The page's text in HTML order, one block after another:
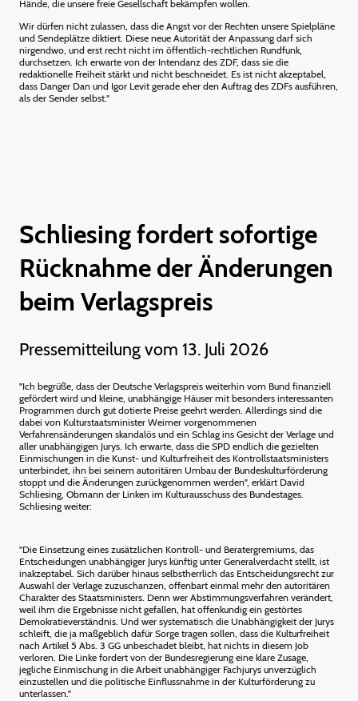
Hände, die unsere freie Gesellschaft bekämpfen wollen.
Wir dürfen nicht zulassen, dass die Angst vor der Rechten unsere Spielpläne
und Sendeplätze diktiert. Diese neue Autorität der Anpassung darf sich
nirgendwo, und erst recht nicht im öffentlich-rechtlichen Rundfunk,
durchsetzen. Ich erwarte von der Intendanz des ZDF, dass sie die
redaktionelle Freiheit stärkt und nicht beschneidet. Es ist nicht akzeptabel,
dass Danger Dan und Igor Levit gerade eher den Auftrag des ZDFs ausführen,
als der Sender selbst."
Schliesing fordert sofortige
Rücknahme der Änderungen
beim Verlagspreis
Pressemitteilung vom 13. Juli 2026
"Ich begrüße, dass der Deutsche Verlagspreis weiterhin vom Bund finanziell
gefördert wird und kleine, unabhängige Häuser mit besonders interessanten
Programmen durch gut dotierte Preise geehrt werden. Allerdings sind die
dabei von Kulturstaatsminister Weimer vorgenommenen
Verfahrensänderungen skandalös und ein Schlag ins Gesicht der Verlage und
aller unabhängigen Jurys. Ich erwarte, dass die SPD endlich die gezielten
Einmischungen in die Kunst- und Kulturfreiheit des Kontrollstaatsministers
unterbindet, ihn bei seinem autoritären Umbau der Bundeskulturförderung
stoppt und die Änderungen zurückgenommen werden", erklärt David
Schliesing, Obmann der Linken im Kulturausschuss des Bundestages.
Schliesing weiter:
"Die Einsetzung eines zusätzlichen Kontroll- und Beratergremiums, das
Entscheidungen unabhängiger Jurys künftig unter Generalverdacht stellt, ist
inakzeptabel. Sich darüber hinaus selbstherrlich das Entscheidungsrecht zur
Auswahl der Verlage zuzuschanzen, offenbart einmal mehr den autoritären
Charakter des Staatsministers. Denn wer Abstimmungsverfahren verändert,
weil ihm die Ergebnisse nicht gefallen, hat offenkundig ein gestörtes
Demokratieverständnis. Und wer systematisch die Unabhängigkeit der Jurys
schleift, die ja maßgeblich dafür Sorge tragen sollen, dass die Kulturfreiheit
nach Artikel 5 Abs. 3 GG unbeschadet bleibt, hat nichts in diesem Job
verloren. Die Linke fordert von der Bundesregierung eine klare Zusage,
jegliche Einmischung in die Arbeit unabhängiger Fachjurys unverzüglich
einzustellen und die politische Einflussnahme in der Kulturförderung zu
unterlassen."